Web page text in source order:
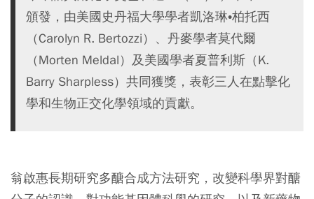
頒發，由美國史丹福大學學者凱洛琳•柏托西
（Carolyn R. Bertozzi）、丹麥學者莫代爾
（Morten Meldal）及美國學者夏普利斯（K.
Barry Sharpless）共同獲獎，表彰三人在點擊化
學和生物正交化學領域的貢獻。
翁啟惠長期研究多醣合成方法研究，改變科學界對醣